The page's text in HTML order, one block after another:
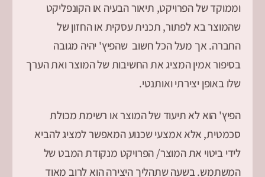
וממוקד של הפרויקט, תיאור הבעיה או הקונפליקט
שהמוצר בא לפתור, תכנית עסקית או החזון של
החברה. אך מעל הכל חשוב שהפיץ' יהיה מגובה
בסיפור אמין המציג את החשיבות של המוצר ואת הערך
שלו באופן יצירתי ואותנטי.
הפיץ' הוא לא תיעוד של המוצר או רשימת מכולת
סכמטית, אלא אמצעי שכנוע המאפשר למציג להביא
לידי ביטוי את המוצר/ הפרויקט מנקודת המבט של
המשתמש. בשעה שתהליך היצירה הוא לרוב מאוד